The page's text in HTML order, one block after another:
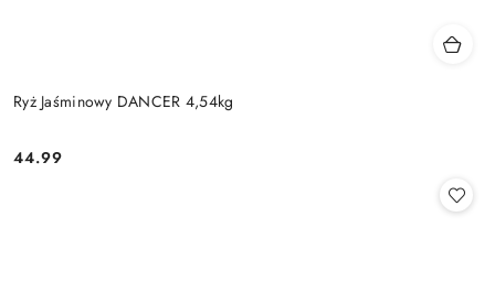
Ryż Jaśminowy DANCER 4,54kg
Cena:
44.99